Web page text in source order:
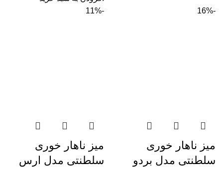
-16%
میز ناهار خوری
سلطنتی مدل بردو
-11%
میز ناهار خوری
سلطنتی مدل ارس